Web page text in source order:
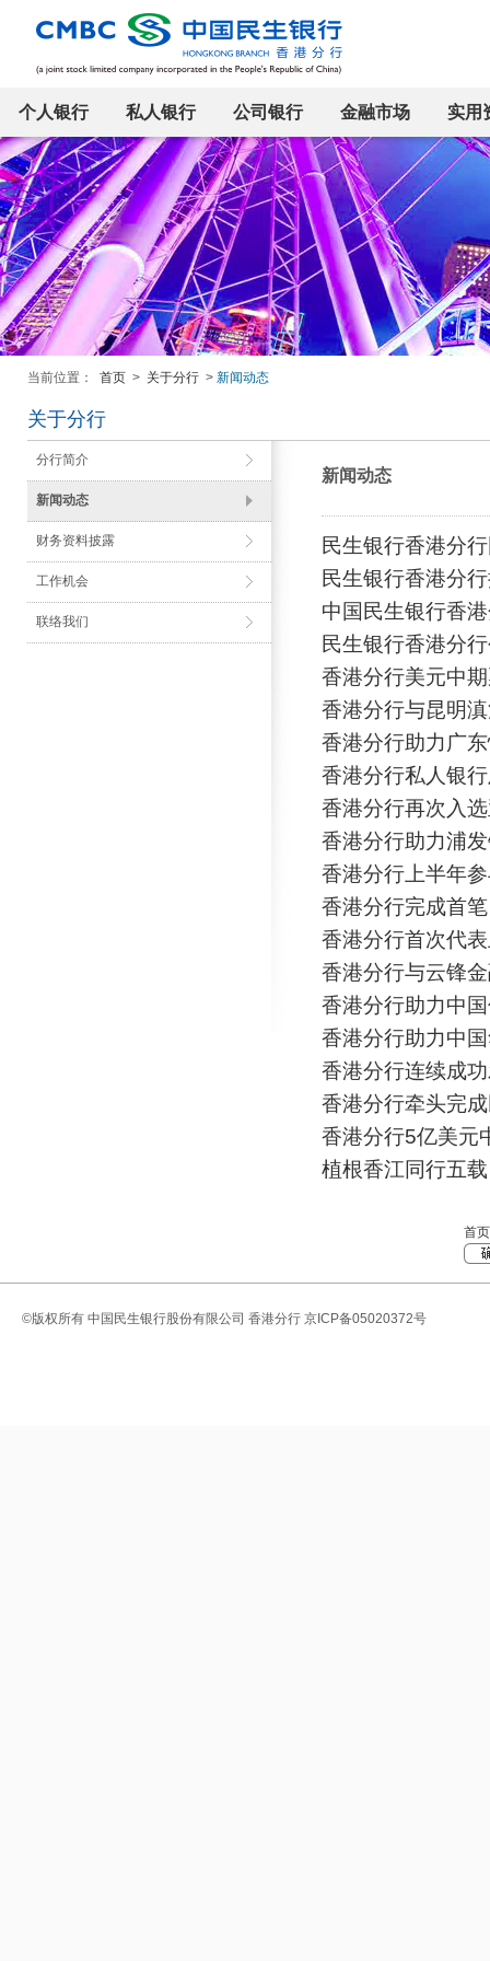
个人银行 私人银行 公司银行 金融市场 实用
当前位置： 首页 > 关于分行 > 新闻动态
关于分行
分行简介
新闻动态
财务资料披露
工作机会
联络我们
新闻动态
民生银行香港分
民生银行香港分
中国民生银行香
会》顺利召开
民生银行香港分
香港分行美元中
香港分行与昆明
香港分行助力广
香港分行私人银
香港分行再次入
香港分行助力浦
香港分行上半年
香港分行完成首
香港分行首次代
香港分行与云锋
香港分行助力中
香港分行助力中
香港分行连续成
香港分行牵头完
香港分行5亿美元
植根香江同行五
首页
©版权所有 中国民生银行股份有限公司 香港分行 京ICP备05020372号